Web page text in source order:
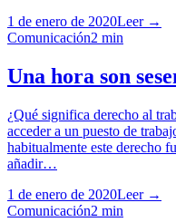
1 de enero de 2020Leer →
Comunicación2 min
Una hora son
¿Qué significa derecho al
acceder a un puesto de
habitualmente este derecho
añadir…
1 de enero de 2020Leer →
Comunicación2 min